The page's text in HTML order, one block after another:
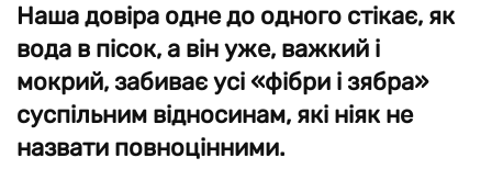
Наша довіра одне до одного стікає, як
вода в пісок, а він уже, важкий і
мокрий, забиває усі «фібри і зябра»
суспільним відносинам, які ніяк не
назвати повноцінними.